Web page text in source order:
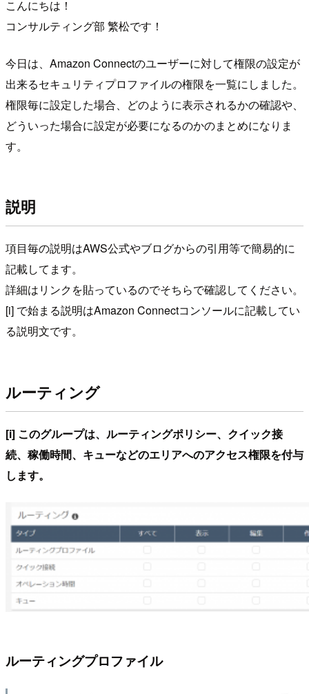
こんにちは！
コンサルティング部 繁松です！
今日は、Amazon Connectのユーザーに対して権限の設定が
出来るセキュリティプロファイルの権限を一覧にしました。
権限毎に設定した場合、どのように表示されるかの確認や、
どういった場合に設定が必要になるのかのまとめになりま
す。
説明
項目毎の説明はAWS公式やブログからの引用等で簡易的に
記載してます。
詳細はリンクを貼っているのでそちらで確認してください。
[i] で始まる説明はAmazon Connectコンソールに記載してい
る説明文です。
ルーティング
[i] このグループは、ルーティングポリシー、クイック接
続、稼働時間、キューなどのエリアへのアクセス権限を付与
します。
ルーティングプロファイル